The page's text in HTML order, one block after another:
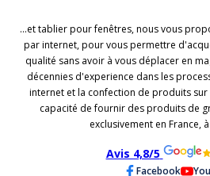
...et tablier pour fenêtres, nous vous
par internet, pour vous permettre
qualité sans avoir à vous déplacer en
décennies d'experience dans les
internet et la confection de produits sur
capacité de fournir des produits de
exclusivement en France,
Avis 4,8/5
Facebook